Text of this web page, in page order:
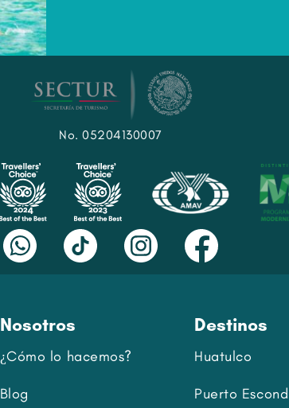
No. 05204130007
Nosotros
¿Cómo lo hacemos?
Blog
Destinos
Huatulco
Puerto